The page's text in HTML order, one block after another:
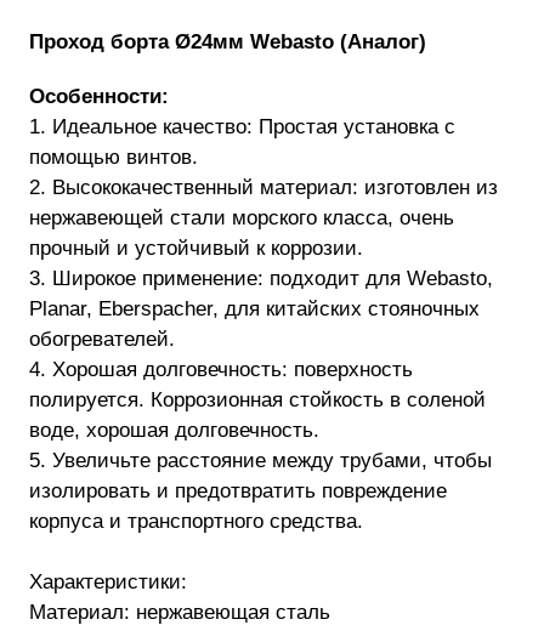
Проход борта Ø24мм Webasto (Аналог)
Особенности:
1. Идеальное качество: Простая установка с
помощью винтов.
2. Высококачественный материал: изготовлен из
нержавеющей стали морского класса, очень
прочный и устойчивый к коррозии.
3. Широкое применение: подходит для Webasto,
Planar, Eberspacher, для китайских стояночных
обогревателей.
4. Хорошая долговечность: поверхность
полируется. Коррозионная стойкость в соленой
воде, хорошая долговечность.
5. Увеличьте расстояние между трубами, чтобы
изолировать и предотвратить повреждение
корпуса и транспортного средства.
Характеристики:
Материал: нержавеющая сталь